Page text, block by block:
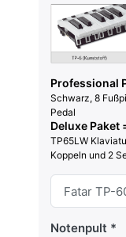
Professional
Schwarz, 8
Pedal
Deluxe Paket
TP65LW
Koppeln und 2
Notenpult